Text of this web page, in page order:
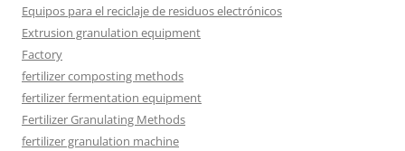
Equipos para el reciclaje de residuos electrónicos
Extrusion granulation equipment
Factory
fertilizer composting methods
fertilizer fermentation equipment
Fertilizer Granulating Methods
fertilizer granulation machine